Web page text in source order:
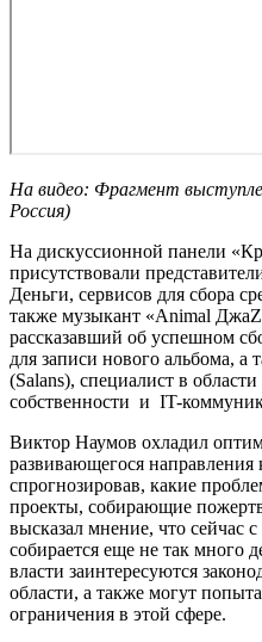
На видео: Фрагмент
Россия)
На дискуссионной панели
присутствовали
Деньги, сервисов для сбора
также музыкант «Animal
рассказавший об успешном
для записи нового альбома,
(Salans), специалист в
собственности и IT-
Виктор Наумов охладил
развивающегося направления
спрогнозировав, какие
проекты, собирающие
высказал мнение, что сейчас
собирается еще не так
власти заинтересуются
области, а также могут
ограничения в этой сфере.